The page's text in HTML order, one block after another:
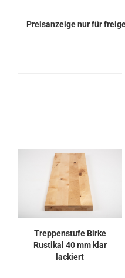
Preisanzeige nur für
Treppenstufe Birke
Rustikal 40 mm klar
lackiert